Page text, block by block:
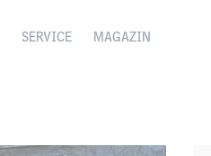
SERVICE
MAGAZIN